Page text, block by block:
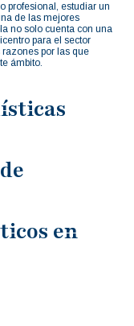
profesional, estudiar un
de las mejores
no solo cuenta con una
para el sector
por las que
ámbito.
en